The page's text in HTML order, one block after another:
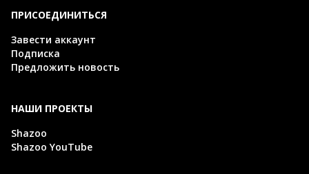
ПРИСОЕДИНИТЬСЯ
Завести аккаунт
Подписка
Предложить новость
НАШИ ПРОЕКТЫ
Shazoo
Shazoo YouTube